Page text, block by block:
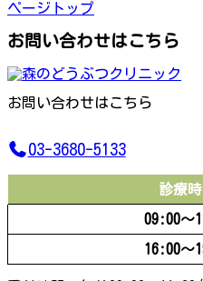
ページトップ
お問い合わせはこちら
お問い合わせはこちら
03-3680-5133
診療時
09:00〜
16:00〜